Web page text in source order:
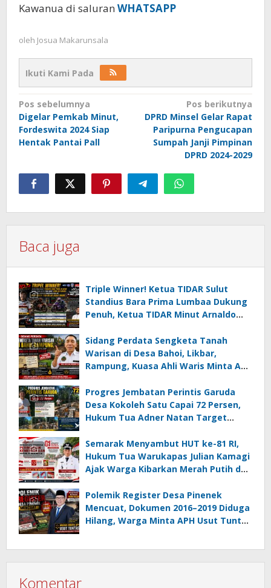
Kawanua di saluran WHATSAPP
oleh Josua Makarunsala
Ikuti Kami Pada
Navigasi
pos
Pos sebelumnya
Digelar Pemkab Minut,
Fordeswita 2024 Siap
Hentak Pantai Pall
Pos berikutnya
DPRD Minsel Gelar Rapat
Paripurna Pengucapan
Sumpah Janji Pimpinan
DPRD 2024-2029
Baca juga
Triple Winner! Ketua TIDAR Sulut
Standius Bara Prima Lumbaa Dukung
Penuh, Ketua TIDAR Minut Arnaldo
05 MC JOE Sapu Bersih Tiga Gelar
Juara Umum
Sidang Perdata Sengketa Tanah
Warisan di Desa Bahoi, Likbar,
Rampung, Kuasa Ahli Waris Minta APH
Korupsi Dandes
Progres Jembatan Perintis Garuda
Desa Kokoleh Satu Capai 72 Persen,
Hukum Tua Adner Natan Target
Semarak Menyambut HUT ke-81 RI,
Hukum Tua Warukapas Julian Kamagi
Ajak Warga Kibarkan Merah Putih dan
Polemik Register Desa Pinenek
Mencuat, Dokumen 2016–2019 Diduga
Hilang, Warga Minta APH Usut Tuntas
Komentar